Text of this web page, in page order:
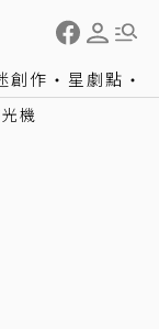
創作 星劇點
機